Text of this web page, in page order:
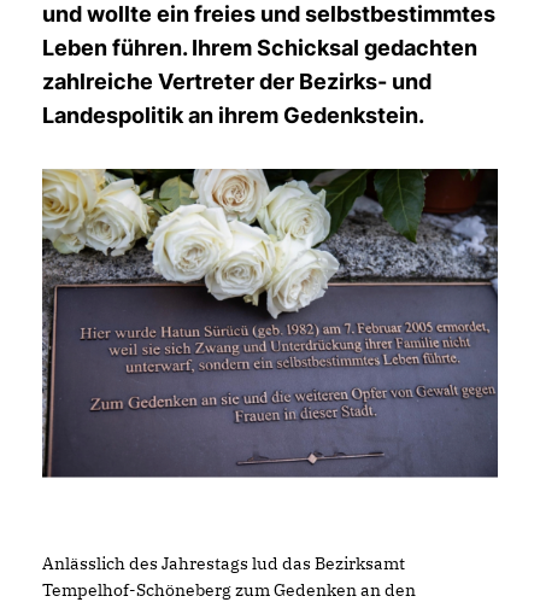
und wollte ein freies und selbstbestimmtes
Leben führen. Ihrem Schicksal gedachten
zahlreiche Vertreter der Bezirks- und
Landespolitik an ihrem Gedenkstein.
Anlässlich des Jahrestags lud das Bezirksamt
Tempelhof-Schöneberg zum Gedenken an den